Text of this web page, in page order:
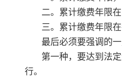
二。累计缴费年限
三。累计缴费年限
最后必须要强调的
第一种，要达到法
行。